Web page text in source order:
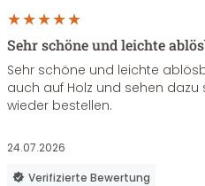
Sehr schöne und leichte
Sehr schöne und leichte
auch auf Holz und sehen
wieder bestellen.
24.07.2026
Verifizierte Bewertung